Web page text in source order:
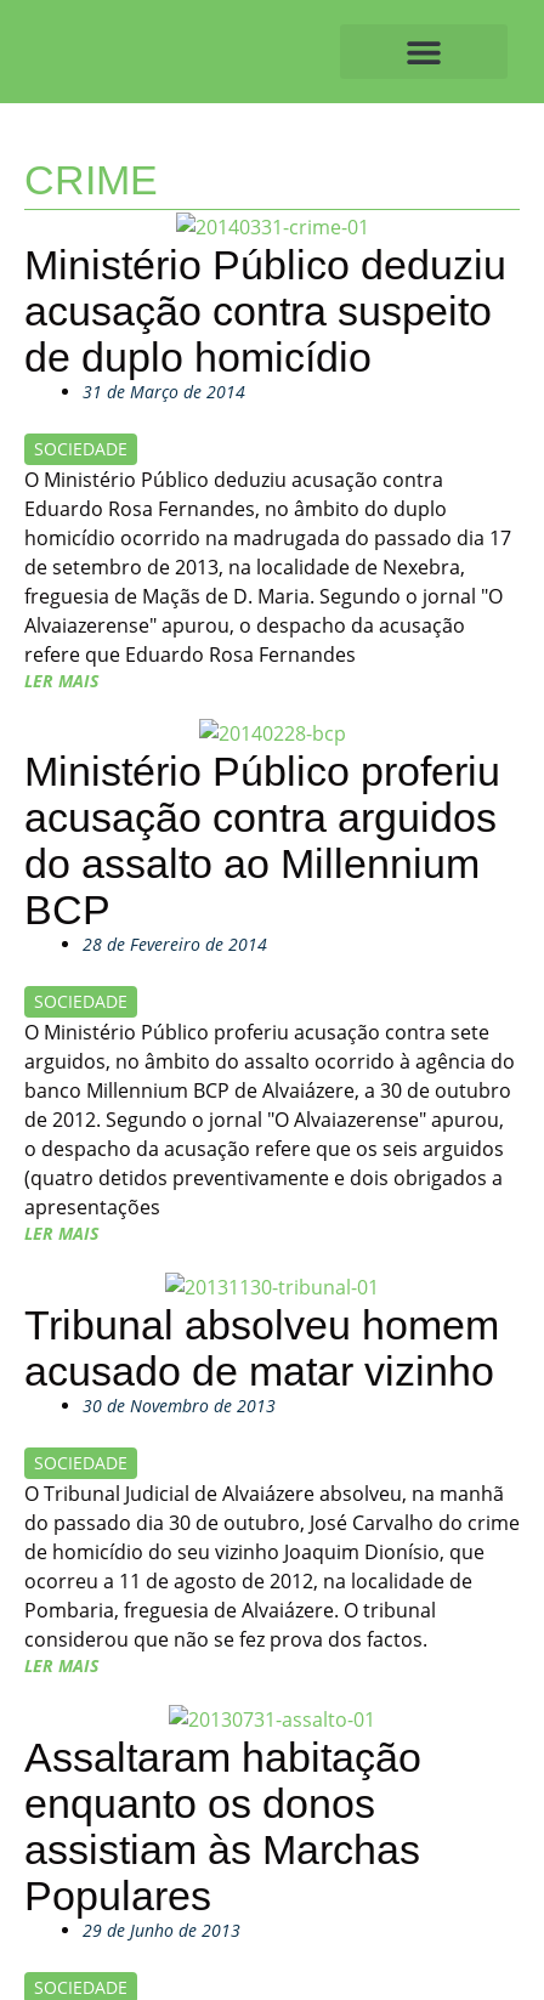
CRIME
Ministério Público deduziu
acusação contra suspeito
de duplo homicídio
31 de Março de 2014
SOCIEDADE
O Ministério Público deduziu acusação contra
Eduardo Rosa Fernandes, no âmbito do duplo
homicídio ocorrido na madrugada do passado dia 17
de setembro de 2013, na localidade de Nexebra,
freguesia de Maçãs de D. Maria. Segundo o jornal "O
Alvaiazerense" apurou, o despacho da acusação
refere que Eduardo Rosa Fernandes
LER MAIS
Ministério Público proferiu
acusação contra arguidos
do assalto ao Millennium
BCP
28 de Fevereiro de 2014
SOCIEDADE
O Ministério Público proferiu acusação contra sete
arguidos, no âmbito do assalto ocorrido à agência do
banco Millennium BCP de Alvaiázere, a 30 de outubro
de 2012. Segundo o jornal "O Alvaiazerense" apurou,
o despacho da acusação refere que os seis arguidos
(quatro detidos preventivamente e dois obrigados a
apresentações
LER MAIS
Tribunal absolveu homem
acusado de matar vizinho
30 de Novembro de 2013
SOCIEDADE
O Tribunal Judicial de Alvaiázere absolveu, na manhã
do passado dia 30 de outubro, José Carvalho do crime
de homicídio do seu vizinho Joaquim Dionísio, que
ocorreu a 11 de agosto de 2012, na localidade de
Pombaria, freguesia de Alvaiázere. O tribunal
considerou que não se fez prova dos factos.
LER MAIS
Assaltaram habitação
enquanto os donos
assistiam às Marchas
Populares
29 de Junho de 2013
SOCIEDADE